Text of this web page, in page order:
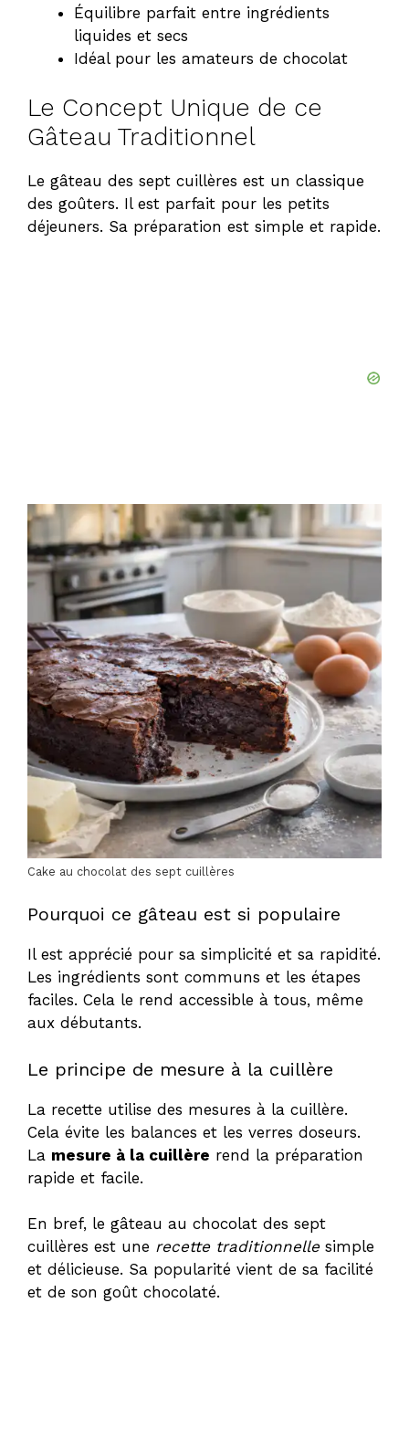
Équilibre parfait entre ingrédients
liquides et secs
Idéal pour les amateurs de chocolat
Le Concept Unique de ce
Gâteau Traditionnel
Le gâteau des sept cuillères est un classique
des goûters. Il est parfait pour les petits
déjeuners. Sa préparation est simple et rapide.
Cake au chocolat des sept cuillères
Pourquoi ce gâteau est si populaire
Il est apprécié pour sa simplicité et sa rapidité.
Les ingrédients sont communs et les étapes
faciles. Cela le rend accessible à tous, même
aux débutants.
Le principe de mesure à la cuillère
La recette utilise des mesures à la cuillère.
Cela évite les balances et les verres doseurs.
La mesure à la cuillère rend la préparation
rapide et facile.
En bref, le gâteau au chocolat des sept
cuillères est une recette traditionnellesimple
et délicieuse. Sa popularité vient de sa facilité
et de son goût chocolaté.